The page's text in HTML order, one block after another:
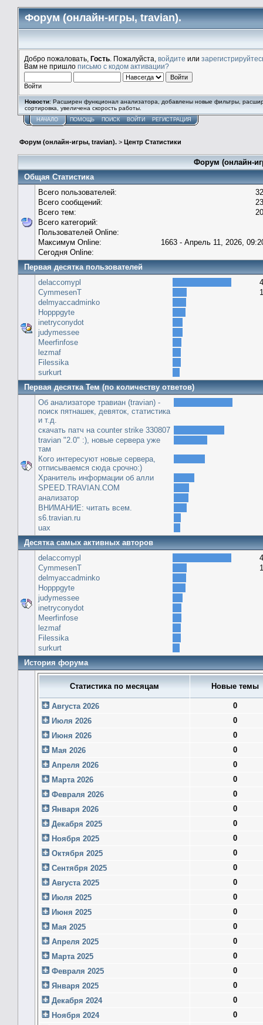
Форум (онлайн-игры, travian).
Добро пожаловать, Гость . Пожалуйста, войдите или
Вам не пришло письмо с кодом активации?
Войти
Новости: Расширен функционал анализатора, добавлены новые фильтры,
сортировка, увеличена скорость работы.
НАЧАЛО ПОМОЩЬ ПОИСК ВОЙТИ РЕГИСТРАЦИЯ
Форум (онлайн-игры, travian). > Центр Статистики
Форум (онлайн-
Общая Статистика
Всего пользователей:
Всего сообщений:
Всего тем:
Всего категорий:
Пользователей Online:
Максимум Online:
1663 - Апрель 11, 2026,
Сегодня Online:
Первая десятка пользователей
delaccomypl
CymmesenT
delmyaccadminko
Hopppgyte
inetryconydot
judymessee
Meerfinfose
lezmaf
Filessika
surkurt
Первая десятка Тем (по количеству ответов)
Об анализаторе травиан (travian) -
поиск пятнашек, девяток, статистика
и т.д.
скачать патч на сounter strike 330807
travian "2.0" :), новые сервера уже
там
Кого интересуют новые сервера,
отписываемся сюда срочно:)
Хранитель информации об алли
SPEED.TRAVIAN.COM
анализатор
ВНИМАНИЕ: читать всем.
s6.travian.ru
uax
Десятка самых активных авторов
delaccomypl
CymmesenT
delmyaccadminko
Hopppgyte
judymessee
inetryconydot
Meerfinfose
lezmaf
Filessika
surkurt
История форума
Статистика по месяцам Новые темы
Августа 2026
0
Июля 2026
0
Июня 2026
0
Мая 2026
0
Апреля 2026
0
Марта 2026
0
Февраля 2026
0
Января 2026
0
Декабря 2025
0
Ноября 2025
0
Октября 2025
0
Сентября 2025
0
Августа 2025
0
Июля 2025
0
Июня 2025
0
Мая 2025
0
Апреля 2025
0
Марта 2025
0
Февраля 2025
0
Января 2025
0
Декабря 2024
0
Ноября 2024
0